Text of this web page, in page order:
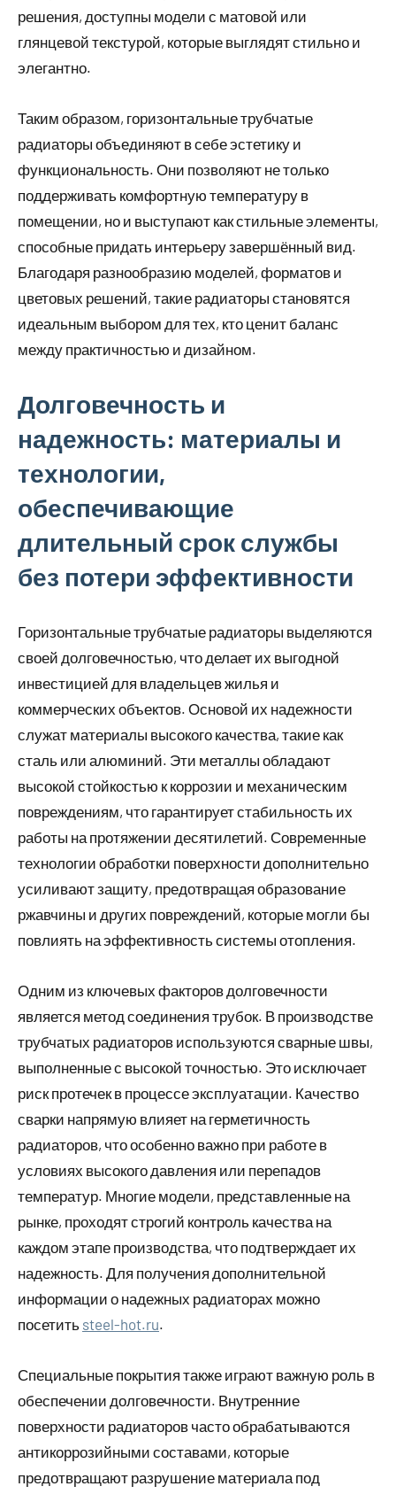
решения, доступны модели с матовой или
глянцевой текстурой, которые выглядят стильно и
элегантно.
Таким образом, горизонтальные трубчатые
радиаторы объединяют в себе эстетику и
функциональность. Они позволяют не только
поддерживать комфортную температуру в
помещении, но и выступают как стильные элементы,
способные придать интерьеру завершённый вид.
Благодаря разнообразию моделей, форматов и
цветовых решений, такие радиаторы становятся
идеальным выбором для тех, кто ценит баланс
между практичностью и дизайном.
Долговечность и
надежность: материалы и
технологии,
обеспечивающие
длительный срок службы
без потери эффективности
Горизонтальные трубчатые радиаторы выделяются
своей долговечностью, что делает их выгодной
инвестицией для владельцев жилья и
коммерческих объектов. Основой их надежности
служат материалы высокого качества, такие как
сталь или алюминий. Эти металлы обладают
высокой стойкостью к коррозии и механическим
повреждениям, что гарантирует стабильность их
работы на протяжении десятилетий. Современные
технологии обработки поверхности дополнительно
усиливают защиту, предотвращая образование
ржавчины и других повреждений, которые могли бы
повлиять на эффективность системы отопления.
Одним из ключевых факторов долговечности
является метод соединения трубок. В производстве
трубчатых радиаторов используются сварные швы,
выполненные с высокой точностью. Это исключает
риск протечек в процессе эксплуатации. Качество
сварки напрямую влияет на герметичность
радиаторов, что особенно важно при работе в
условиях высокого давления или перепадов
температур. Многие модели, представленные на
рынке, проходят строгий контроль качества на
каждом этапе производства, что подтверждает их
надежность. Для получения дополнительной
информации о надежных радиаторах можно
посетить steel-hot.ru.
Специальные покрытия также играют важную роль в
обеспечении долговечности. Внутренние
поверхности радиаторов часто обрабатываются
антикоррозийными составами, которые
предотвращают разрушение материала под